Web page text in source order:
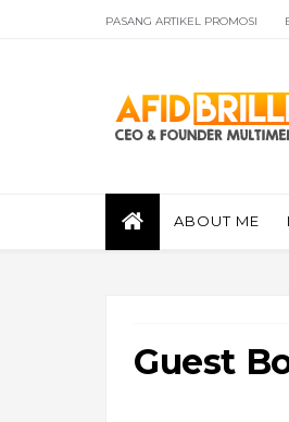
PASANG ARTIKEL PROMOSI
ABOUT ME
Guest